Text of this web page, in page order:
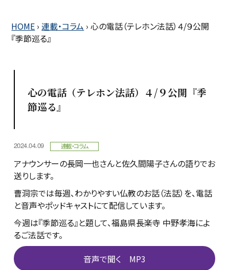
HOME › 連載・コラム › 心の電話（テレホン法話）４/９公開
『季節巡る』
心の電話（テレホン法話）４/９公開『季
節巡る』
2024.04.09 連載・コラム
アナウンサーの長岡一也さんと佐久間陽子さんの語りでお
送りします。
曹洞宗では毎週、わかりやすい仏教のお話（法話）を、電話
と音声やポッドキャストにて配信しています。
今週は『季節巡る』と題して、福島県長楽寺 中野孝海によ
るご法話です。
音声で聞く MP3